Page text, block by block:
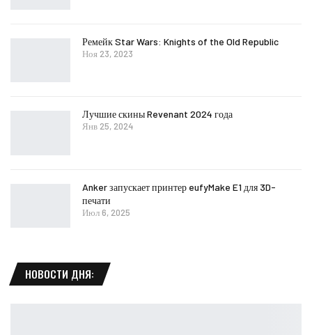
Ремейк Star Wars: Knights of the Old Republic
Ноя 23, 2023
Лучшие скины Revenant 2024 года
Янв 25, 2024
Anker запускает принтер eufyMake E1 для 3D-
печати
Июл 6, 2025
НОВОСТИ ДНЯ: